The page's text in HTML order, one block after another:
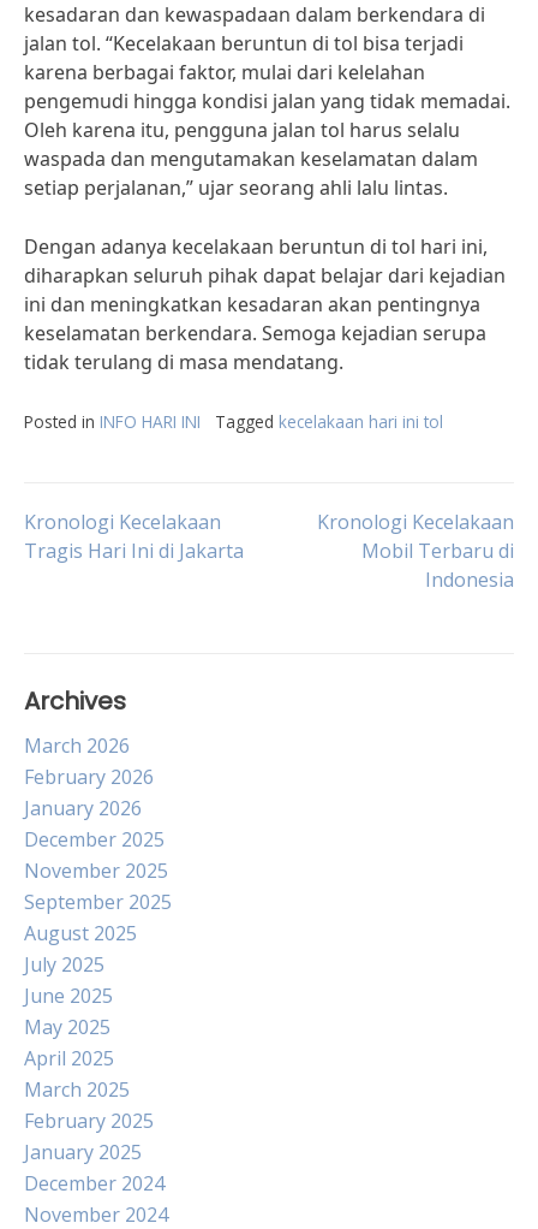
kesadaran dan kewaspadaan dalam berkendara di
jalan tol. “Kecelakaan beruntun di tol bisa terjadi
karena berbagai faktor, mulai dari kelelahan
pengemudi hingga kondisi jalan yang tidak memadai.
Oleh karena itu, pengguna jalan tol harus selalu
waspada dan mengutamakan keselamatan dalam
setiap perjalanan,” ujar seorang ahli lalu lintas.
Dengan adanya kecelakaan beruntun di tol hari ini,
diharapkan seluruh pihak dapat belajar dari kejadian
ini dan meningkatkan kesadaran akan pentingnya
keselamatan berkendara. Semoga kejadian serupa
tidak terulang di masa mendatang.
Posted in INFO HARI INI Tagged kecelakaan hari ini tol
Post
Kronologi Kecelakaan
Tragis Hari Ini di Jakarta
Kronologi Kecelakaan
Mobil Terbaru di
Indonesia
Archives
March 2026
February 2026
January 2026
December 2025
November 2025
September 2025
August 2025
July 2025
June 2025
May 2025
April 2025
March 2025
February 2025
January 2025
December 2024
November 2024